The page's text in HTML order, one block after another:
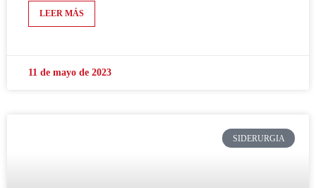
LEER MÁS
11 de mayo de 2023
SIDERURGIA